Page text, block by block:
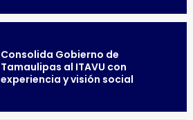
Consolida Gobierno de
Tamaulipas al ITAVU con
experiencia y visión social